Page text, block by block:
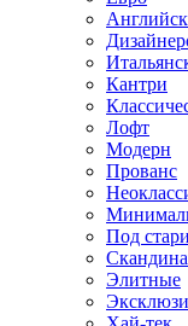
Кантри
Лофт
Модерн
Прованс
Под
Элитные